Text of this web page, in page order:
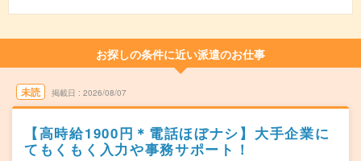
お探しの条件に近い派遣のお仕事
未読 掲載日 2026/08/07
【高時給1900円＊電話ほぼナシ】大手企業に
てもくもく入力や事務サポート！